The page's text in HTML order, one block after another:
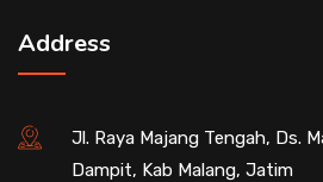
Address
Jl. Raya Majang Tengah, Ds.
Dampit, Kab Malang, Jatim